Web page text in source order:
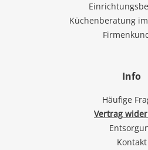
Küchenberatung
Info
Häufige
Vertrag
Kontakt